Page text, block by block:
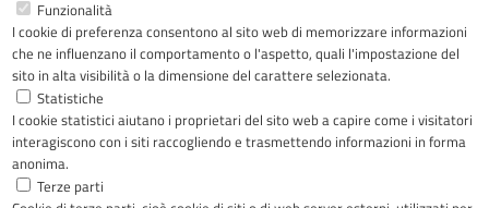
Funzionalità
I cookie di preferenza consentono al sito web di memorizzare informazioni
che ne influenzano il comportamento o l'aspetto, quali l'impostazione del
sito in alta visibilità o la dimensione del carattere selezionata.
Statistiche
I cookie statistici aiutano i proprietari del sito web a capire come i visitatori
interagiscono con i siti raccogliendo e trasmettendo informazioni in forma
anonima.
Terze parti
Riconoscimenti